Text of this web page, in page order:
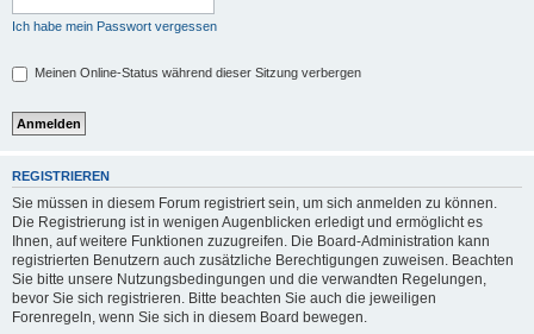
Ich habe mein Passwort vergessen
Meinen Online-Status während dieser Sitzung verbergen
REGISTRIEREN
Sie müssen in diesem Forum registriert sein, um sich anmelden zu können.
Die Registrierung ist in wenigen Augenblicken erledigt und ermöglicht es
Ihnen, auf weitere Funktionen zuzugreifen. Die Board-Administration kann
registrierten Benutzern auch zusätzliche Berechtigungen zuweisen. Beachten
Sie bitte unsere Nutzungsbedingungen und die verwandten Regelungen,
bevor Sie sich registrieren. Bitte beachten Sie auch die jeweiligen
Forenregeln, wenn Sie sich in diesem Board bewegen.